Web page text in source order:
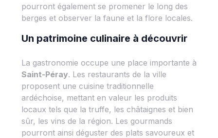
pourront également se promener le long des
berges et observer la faune et la flore locales.
Un patrimoine culinaire à découvrir
La gastronomie occupe une place importante à
Saint-Péray. Les restaurants de la ville
proposent une cuisine traditionnelle
ardéchoise, mettant en valeur les produits
locaux tels que la truffe, les châtaignes et bien
sûr, les vins de la région. Les gourmands
pourront ainsi déguster des plats savoureux et